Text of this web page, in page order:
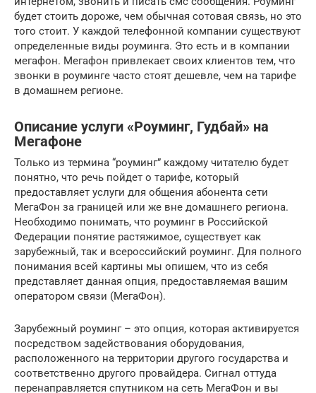
будет стоить дороже, чем обычная сотовая связь, но это
того стоит. У каждой телефонной компании существуют
определенные виды роуминга. Это есть и в компании
мегафон. Мегафон привлекает своих клиентов тем, что
звонки в роуминге часто стоят дешевле, чем на тарифе
в домашнем регионе.
Описание услуги «Роуминг, Гудбай» на
Мегафоне
Только из термина “роуминг” каждому читателю будет
понятно, что речь пойдет о тарифе, который
предоставляет услуги для общения абонента сети
МегаФон за границей или же вне домашнего региона.
Необходимо понимать, что роуминг в Российской
Федерации понятие растяжимое, существует как
зарубежный, так и всероссийский роуминг. Для полного
понимания всей картины мы опишем, что из себя
представляет данная опция, предоставляемая вашим
оператором связи (МегаФон).
Зарубежный роуминг – это опция, которая активируется
посредством задействования оборудования,
расположенного на территории другого государства и
соответственно другого провайдера. Сигнал оттуда
перенаправляется спутником на сеть МегаФон и вы